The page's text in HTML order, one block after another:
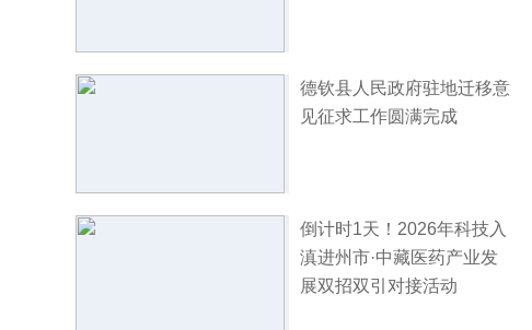
德钦县人民政府驻地迁移意
见征求工作圆满完成
倒计时1天！2026年科技入
滇进州市·中藏医药产业发
展双招双引对接活动